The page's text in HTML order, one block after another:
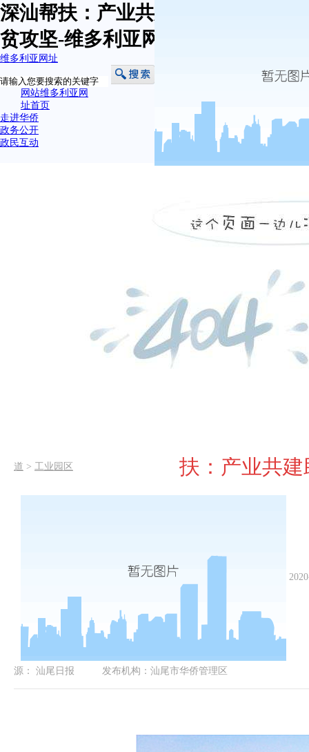
深汕帮扶：产业共建助力决战决胜脱
贫攻坚-维多利亚网址
维多利亚网址
网站维多利亚网
址首页
走进华侨
政务公开
政民互动
道 > 工业园区 扶：产业共
源： 汕尾日报 发布机构： 汕尾市华侨管理区